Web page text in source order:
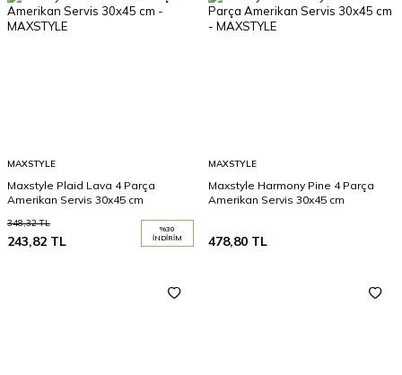
MAXSTYLE
Maxstyle Plaid Lava 4 Parça
Amerikan Servis 30x45 cm
348,32TL
243,82 TL
%30
İNDIRIM
MAXSTYLE
Maxstyle Harmony Pine 4 Parça
Amerikan Servis 30x45 cm
478,80 TL